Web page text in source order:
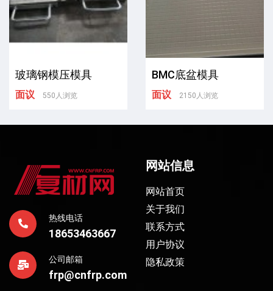
玻璃钢模压模具
面议 550人浏览
BMC底盆模具
面议 2150人浏览
热线电话
18653463667
公司邮箱
frp@cnfrp.com
网站信息
网站首页
关于我们
联系方式
用户协议
隐私政策